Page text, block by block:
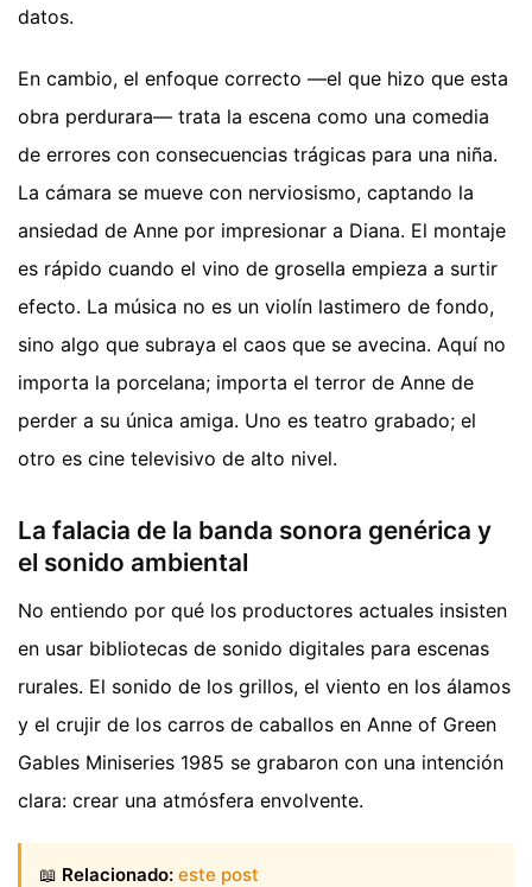
datos.
En cambio, el enfoque correcto —el que hizo que esta
obra perdurara— trata la escena como una comedia
de errores con consecuencias trágicas para una niña.
La cámara se mueve con nerviosismo, captando la
ansiedad de Anne por impresionar a Diana. El montaje
es rápido cuando el vino de grosella empieza a surtir
efecto. La música no es un violín lastimero de fondo,
sino algo que subraya el caos que se avecina. Aquí no
importa la porcelana; importa el terror de Anne de
perder a su única amiga. Uno es teatro grabado; el
otro es cine televisivo de alto nivel.
La falacia de la banda sonora genérica y
el sonido ambiental
No entiendo por qué los productores actuales insisten
en usar bibliotecas de sonido digitales para escenas
rurales. El sonido de los grillos, el viento en los álamos
y el crujir de los carros de caballos en Anne of Green
Gables Miniseries 1985 se grabaron con una intención
clara: crear una atmósfera envolvente.
📖 Relacionado: este post